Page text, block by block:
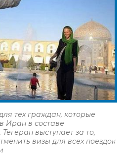
тех граждан, которые
Иран в составе
выступает за то,
визы для всех поездок